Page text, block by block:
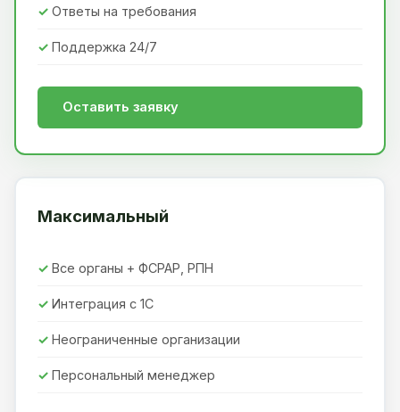
Ответы на требования
Поддержка 24/7
Оставить заявку
Максимальный
Все органы + ФСРАР, РПН
Интеграция с 1С
Неограниченные организации
Персональный менеджер